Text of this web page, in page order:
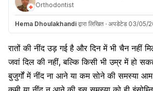
Orthodontist
Hema Dhoulakhandi द्वारा लिखित · अपडेटेड 03/05/
रातों की नींद उड़ गई है और दिन में भी चैन नहीं
जवां दिल की नहीं, बल्कि किसी भी उम्र में हो
बुजुर्गों में नींद ना आने या कम सोने की समस्या